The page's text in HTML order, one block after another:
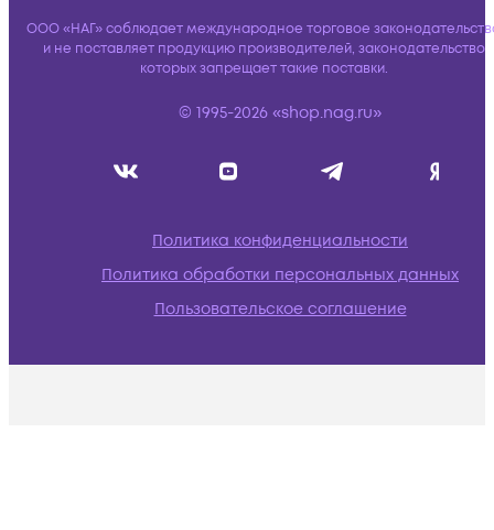
ООО «НАГ» соблюдает международное торговое
и не поставляет продукцию производителей, законодательство
которых запрещает такие поставки.
© 1995-2026 «shop.nag.ru»
Политика конфиденциальности
Политика обработки персональных данных
Пользовательское соглашение